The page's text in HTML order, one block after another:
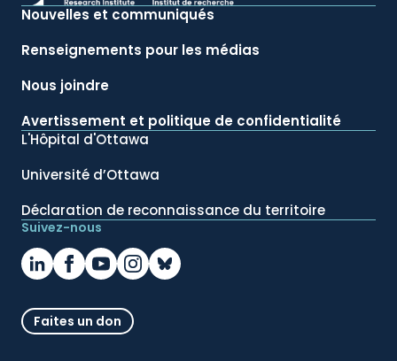
Nouvelles et communiqués
Renseignements pour les médias
Nous joindre
Avertissement et politique de confidentialité
L'Hôpital d'Ottawa
Université d’Ottawa
Déclaration de reconnaissance du territoire
Suivez-nous
Faites un don